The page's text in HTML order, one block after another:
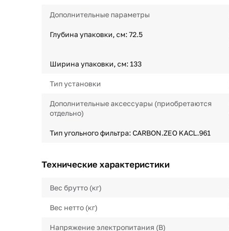
Дополнительные параметры
Глубина упаковки, см: 72.5
Ширина упаковки, см: 133
Тип установки
Дополнительные аксессуары (приобретаются
отдельно)
Тип угольного фильтра: CARBON.ZEO KACL.961
Технические характеристики
Вес брутто (кг)
Вес нетто (кг)
Напряжение электропитания (В)